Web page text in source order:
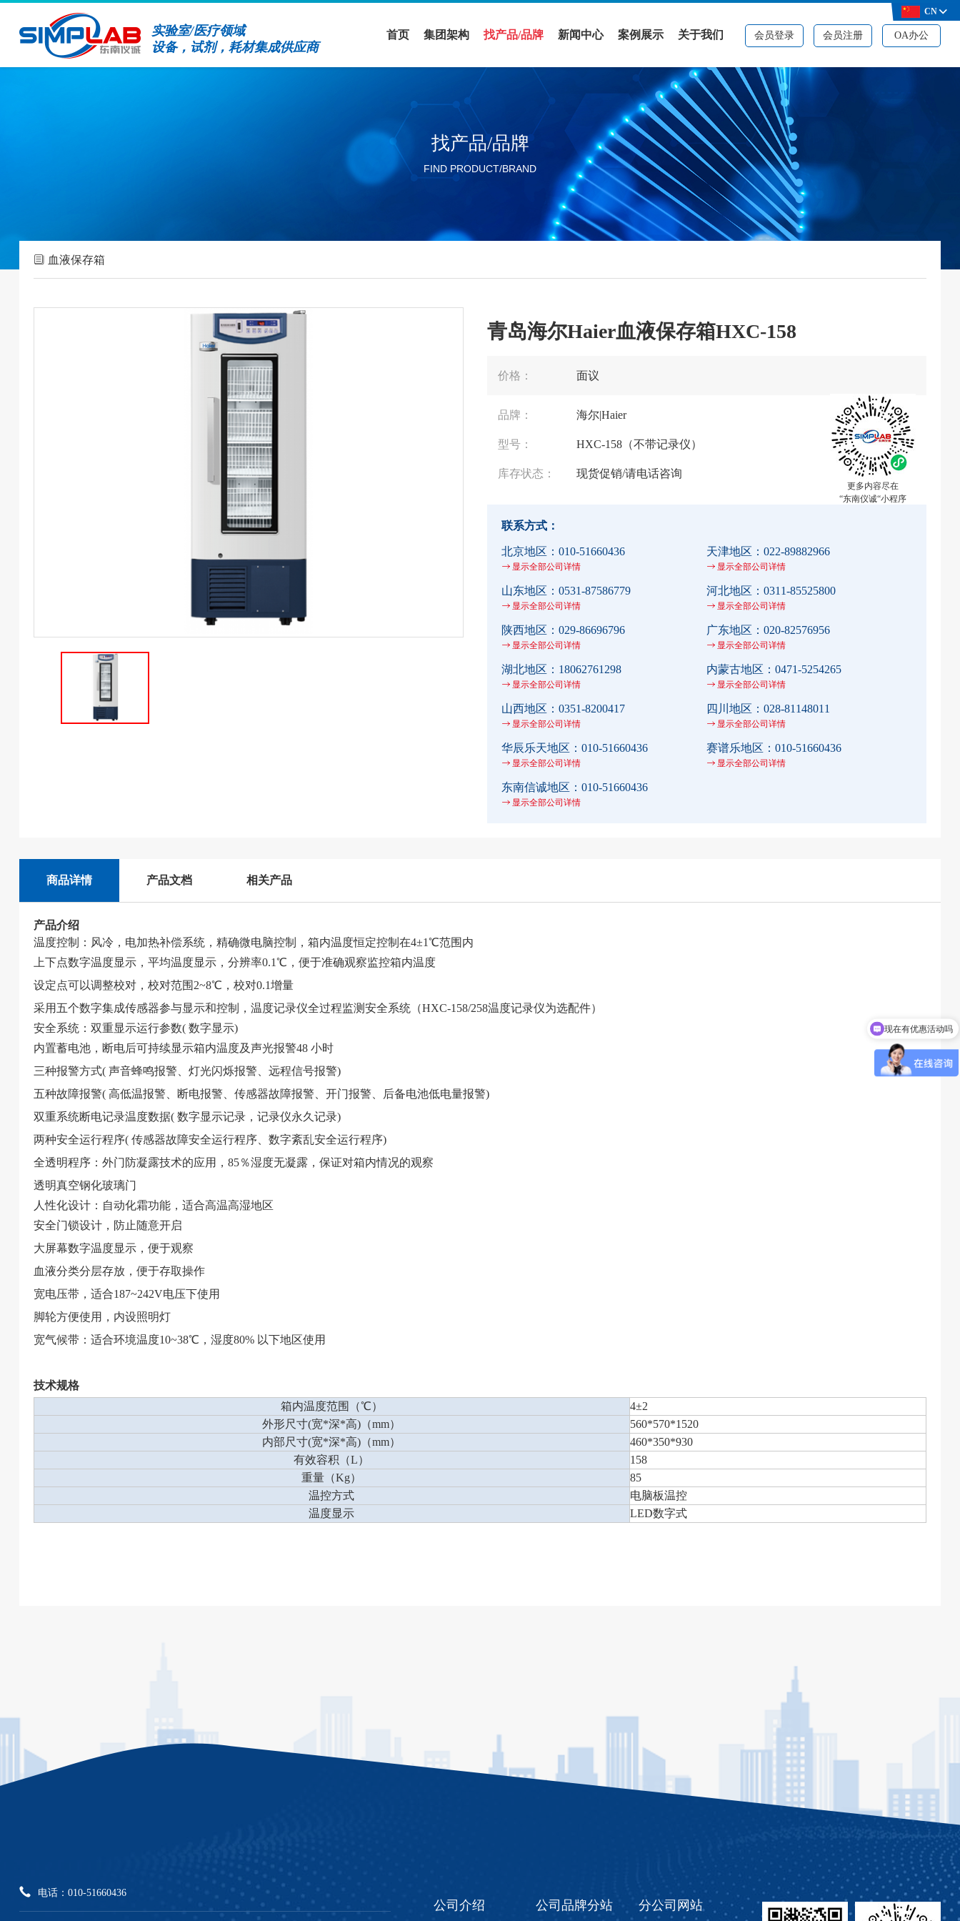
实验室/医疗领域
设备，试剂，耗材集成供应商
会员登录 会员注册 OA办公
首页 集团架构
实验室设备领域
找产品/品牌 新闻中心
公司新闻
活动展会
行业新闻
分公司新闻
案例展示
案例展示
解决方案
关于我们
公司简介
品牌资质
CN
找产品/品牌
FIND PRODUCT/BRAND
血液保存箱
青岛海尔Haier血液保存箱HXC-158
价格： 面议
更多内容尽在
“东南仪诚“小程序
品牌： 海尔|Haier
型号： HXC-158（不带记录仪）
库存状态： 现货促销/请电话咨询
联系方式：
北京地区： 010-51660436
显示全部公司详情
天津地区：022-89882966
显示全部公司详情
山东地区： 0531-87586779
显示全部公司详情
河北地区：0311-85525800
显示全部公司详情
陕西地区： 029-86696796
显示全部公司详情
广东地区：020-82576956
显示全部公司详情
湖北地区： 18062761298
显示全部公司详情
内蒙古地区：0471-5254265
显示全部公司详情
山西地区： 0351-8200417
显示全部公司详情
四川地区：028-81148011
显示全部公司详情
华辰乐天地区： 010-51660436
显示全部公司详情
赛谱乐地区：010-51660436
显示全部公司详情
东南信诚地区： 010-51660436
显示全部公司详情
商品详情 产品文档 相关产品
产品介绍
温度控制：风冷，电加热补偿系统，精确微电脑控制，箱内温度恒定控制在4±1℃范围内
上下点数字温度显示，平均温度显示，分辨率0.1℃， 便于准确观察监控箱内温度
设定点可以调整校对，校对范围2~8℃，校对0.1增量
采用五个数字集成传感器参与显示和控制，温度记录仪全过程监测安全系统（HXC-158/258温度记录仪为选配件）
安全系统：双重显示运行参数( 数字显示)
内置蓄电池，断电后可持续显示箱内温度及声光报警48 小时
三种报警方式( 声音蜂鸣报警、灯光闪烁报警、远程信号报警)
五种故障报警( 高低温报警、断电报警、传感器故障报警、开门报警、后备电池低电量报警)
双重系统断电记录温度数据( 数字显示记录，记录仪永久记录)
两种安全运行程序( 传感器故障安全运行程序、数字紊乱安全运行程序)
全透明程序： 外门防凝露技术的应用，85％湿度无凝露，保证对箱内情况的观察
透明真空钢化玻璃门
人性化设计：自动化霜功能，适合高温高湿地区
安全门锁设计，防止随意开启
大屏幕数字温度显示，便于观察
血液分类分层存放，便于存取操作
宽电压带，适合187~242V电压下使用
脚轮方便使用，内设照明灯
宽气候带：适合环境温度10~38℃，湿度80% 以下地区使用
技术规格
箱内温度范围（℃）
4±2
外形尺寸(宽*深*高)（mm）
560*570*1520
内部尺寸(宽*深*高)（mm）
460*350*930
有效容积（L）
158
重量（Kg）
85
温控方式
电脑板温控
温度显示
LED数字式
电话：010-51660436
公司介绍 公司品牌分站 分公司网站
可以介绍下你们的产品么